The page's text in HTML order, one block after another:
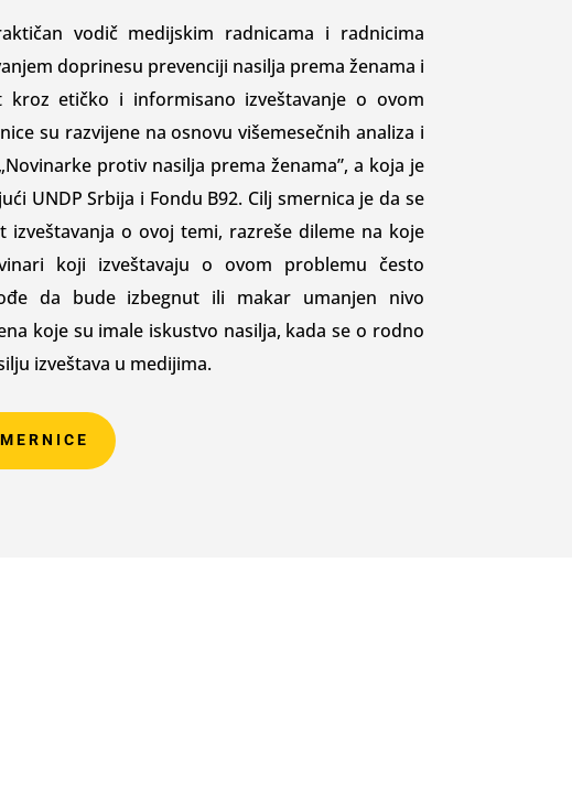
vodič medijskim radnicama i radnicima
doprinesu prevenciji nasilja prema ženama i
kroz etičko i informisano izveštavanje o ovom
su razvijene na osnovu višemesečnih analiza i
protiv nasilja prema ženama”, a koja je
UNDP Srbija i Fondu B92. Cilj smernica je da se
izveštavanja o ovoj temi, razreše dileme na koje
koji izveštavaju o ovom problemu često
da bude izbegnut ili makar umanjen nivo
koje su imale iskustvo nasilja, kada se o rodno
izveštava u medijima.